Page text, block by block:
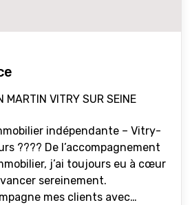
MARTIN VITRY SUR SEINE
indépendante – Vitry-
j’ai toujours eu à cœur
sereinement.
mes clients avec